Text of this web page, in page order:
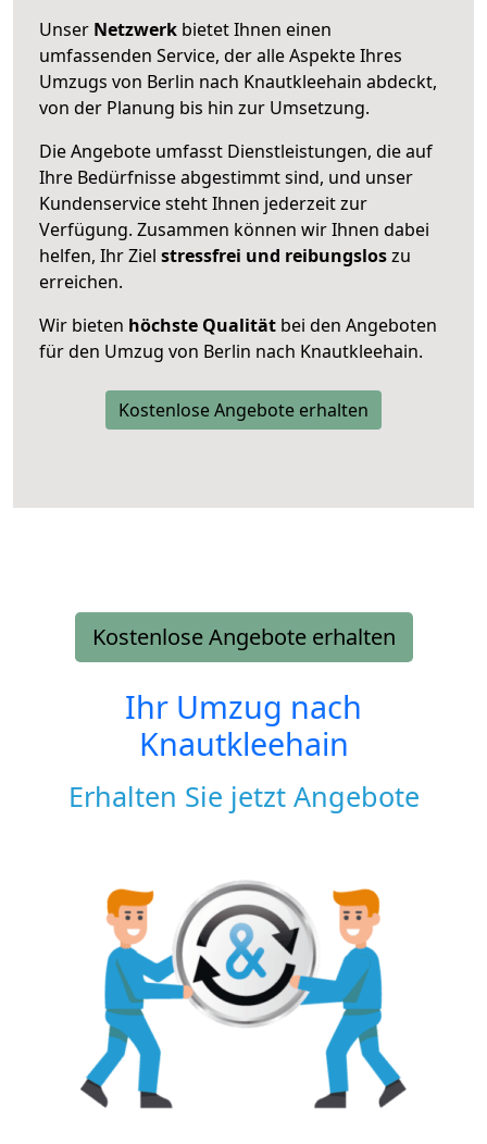
Unser Netzwerk bietet Ihnen einen
umfassenden Service, der alle Aspekte Ihres
Umzugs von Berlin nach Knautkleehain abdeckt,
von der Planung bis hin zur Umsetzung.
Die Angebote umfasst Dienstleistungen, die auf
Ihre Bedürfnisse abgestimmt sind, und unser
Kundenservice steht Ihnen jederzeit zur
Verfügung. Zusammen können wir Ihnen dabei
helfen, Ihr Ziel stressfrei und reibungsloszu
erreichen.
Wir bieten höchste Qualität bei den Angeboten
für den Umzug von Berlin nach Knautkleehain.
Kostenlose Angebote erhalten
Kostenlose Angebote erhalten
Ihr Umzug nach
Knautkleehain
Erhalten Sie jetzt Angebote